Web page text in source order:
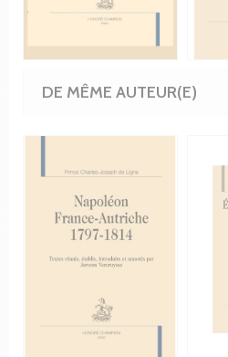
DE MÊME AUTEUR(E)